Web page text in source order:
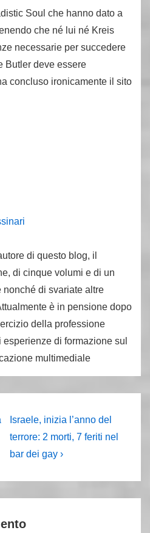
Soul che hanno dato a
che né lui né Kreis
necessarie per succedere
Butler deve essere
concluso ironicamente il sito
di questo blog, il
di cinque volumi e di un
di svariate altre
è in pensione dopo
della professione
di formazione sul
multimediale
Il
prossimo
articolo
Israele, inizia l’anno del
terrore: 2 morti, 7 feriti nel
bar dei gay ›